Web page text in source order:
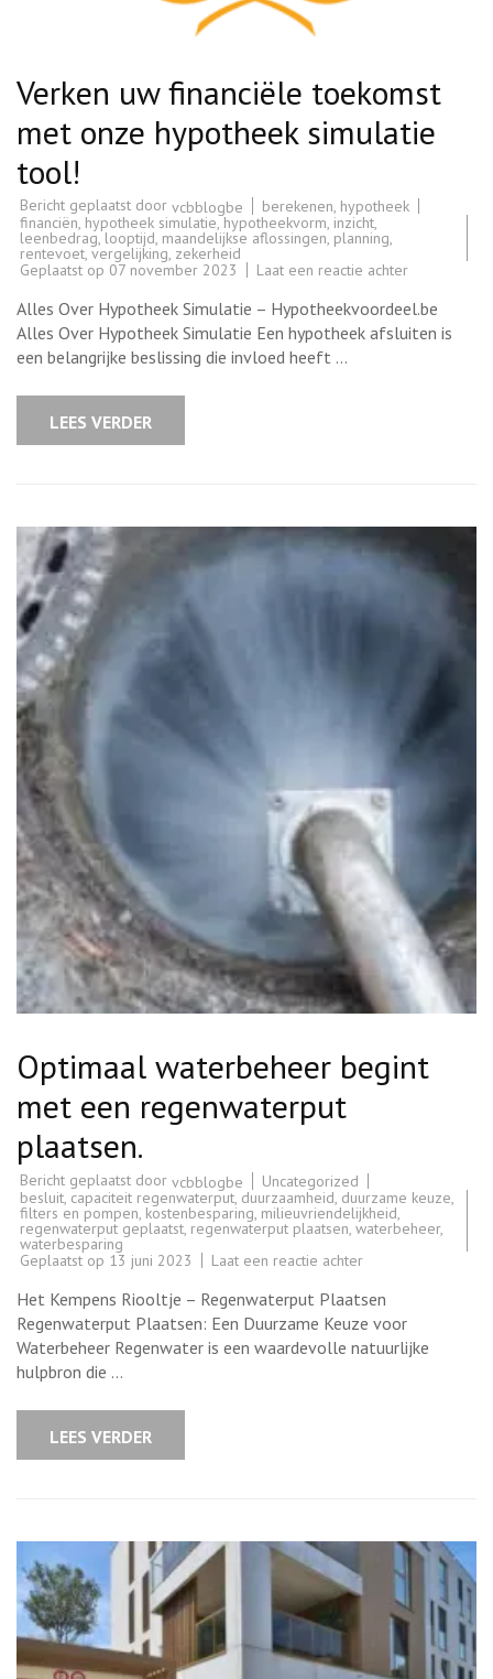
Verken uw financiële toekomst
met onze hypotheek simulatie
tool!
Bericht geplaatst door vcbblogbe berekenen, hypotheek
financiën, hypotheek simulatie,hypotheekvorm, inzicht,
leenbedrag,looptijd, maandelijkse aflossingen, planning,
rentevoet,vergelijking, zekerheid
Geplaatst op 07 november 2023 Laat een reactie achterop
uw
financiële
toekomst
Alles Over Hypotheek Simulatie – Hypotheekvoordeel.be
Alles Over Hypotheek Simulatie Een hypotheek afsluiten is
een belangrijke beslissing die invloed heeft …
LEES VERDER
Optimaal waterbeheer begint
met een regenwaterput
plaatsen.
Bericht geplaatst door vcbblogbe
Uncategorized
besluit capaciteit regenwaterput duurzaamheid duurzame keuze
filters en pompen kostenbesparing milieuvriendelijkheid
regenwaterput geplaatst regenwaterput plaatsen waterbeheer,
waterbesparing
Geplaatst op 13 juni 2023 Laat een reactie achterop
begint
met
een
regenwaterput
Het Kempens Riooltje – Regenwaterput Plaatsen
Regenwaterput Plaatsen: Een Duurzame Keuze voor
Waterbeheer Regenwater is een waardevolle natuurlijke
hulpbron die …
LEES VERDER